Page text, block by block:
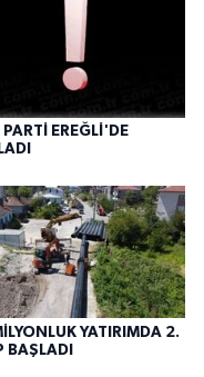
PARTİ EREĞLİ'DE
YATIRIMDA 2.
BAŞLADI